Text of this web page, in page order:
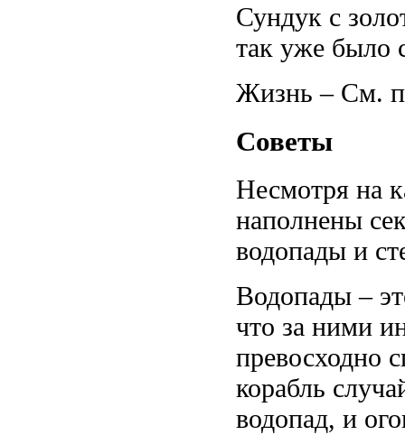
Сундук с
так уже было
Жизнь – См.
Советы
Несмотря на
наполнены
водопады и
Водопады –
что за ними
превосходно
корабль
водопад, и